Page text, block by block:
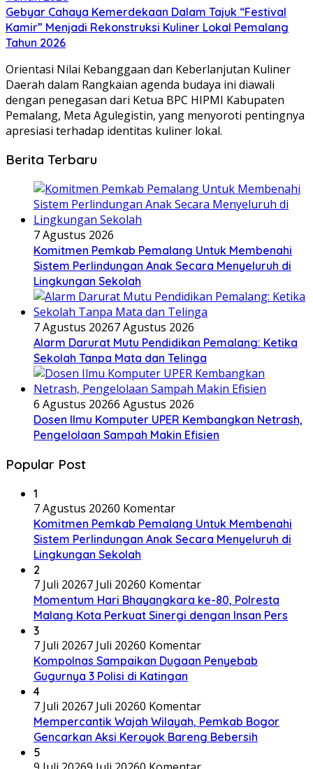
Gebyar Cahaya Kemerdekaan Dalam Tajuk “Festival
Kamir” Menjadi Rekonstruksi Kuliner Lokal Pemalang
Tahun 2026
Orientasi Nilai Kebanggaan dan Keberlanjutan Kuliner
Daerah dalam ​Rangkaian agenda budaya ini diawali
dengan penegasan dari Ketua BPC HIPMI Kabupaten
Pemalang, Meta Agulegistin, yang menyoroti pentingnya
apresiasi terhadap identitas kuliner lokal.
Berita Terbaru
7 Agustus 2026
Komitmen Pemkab Pemalang Untuk Membenahi
Sistem Perlindungan Anak Secara Menyeluruh di
Lingkungan Sekolah
7 Agustus 20267 Agustus 2026
Alarm Darurat Mutu Pendidikan Pemalang: Ketika
Sekolah Tanpa Mata dan Telinga
6 Agustus 20266 Agustus 2026
Dosen Ilmu Komputer UPER Kembangkan Netrash,
Pengelolaan Sampah Makin Efisien
Popular Post
1
7 Agustus 20260 Komentar
Komitmen Pemkab Pemalang Untuk Membenahi
Sistem Perlindungan Anak Secara Menyeluruh di
Lingkungan Sekolah
2
7 Juli 20267 Juli 20260 Komentar
Momentum Hari Bhayangkara ke-80, Polresta
Malang Kota Perkuat Sinergi dengan Insan Pers
3
7 Juli 20267 Juli 20260 Komentar
Kompolnas Sampaikan Dugaan Penyebab
Gugurnya 3 Polisi di Katingan
4
7 Juli 20267 Juli 20260 Komentar
Mempercantik Wajah Wilayah, Pemkab Bogor
Gencarkan Aksi Keroyok Bareng Bebersih
5